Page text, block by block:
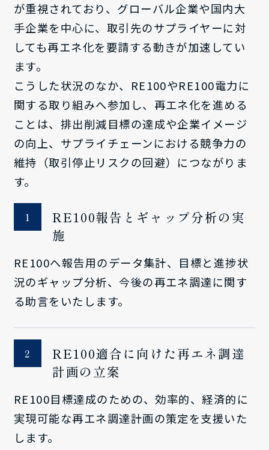
が重視されており、グローバル企業や国内大
手企業を中心に、取引先のサプライヤーに対
しても再エネ化を要請する動きが加速してい
ます。
こうした状況のなか、RE100やRE100電力に
関する取り組みへ参加し、再エネ化を進める
ことは、排出削減目標の達成や企業イメージ
の向上、サプライチェーンにおける競争力の
維持（取引停止リスクの回避）につながりま
す。
RE100報告とギャップ分析の実
施
RE100へ報告用のデータ集計、目標と進捗状
況のギャップ分析、今後の再エネ調達に関す
る助言をいたします。
RE100適合に向けた再エネ調達
計画の立案
RE100目標達成のための、効率的、経済的に
実現可能な再エネ調達計画の策定を支援いた
します。